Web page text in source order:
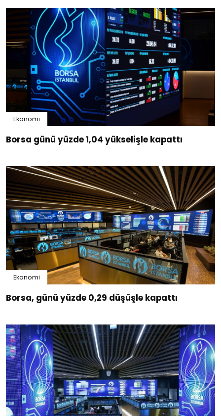
Ekonomi
Borsa günü yüzde 1,04 yükselişle kapattı
Ekonomi
Borsa, günü yüzde 0,29 düşüşle kapattı